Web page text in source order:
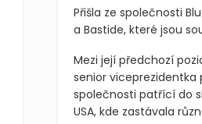
Přišla ze společnosti
a Bastide, které jsou
Mezi její předchozí
senior viceprezidentka
společnosti patřící do
USA, kde zastávala